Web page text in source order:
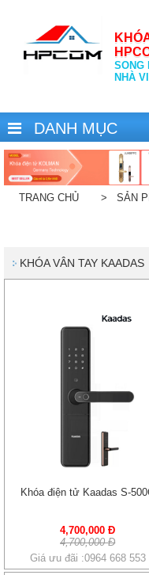
SONG
NHÀ
DANH MỤC
TRANG CHỦ > SẢN
KHÓA VÂN TAY KAADAS
Khóa điện tử Kaadas S-
4,700,000 Đ
4,700,000 Đ
Giá ưu đãi :0964 668 553